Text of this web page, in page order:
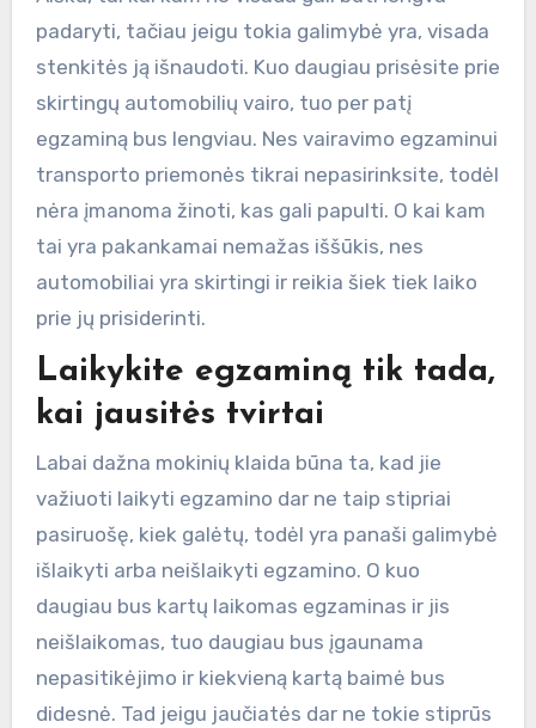
padaryti, tačiau jeigu tokia galimybė yra, visada
stenkitės ją išnaudoti. Kuo daugiau prisėsite prie
skirtingų automobilių vairo, tuo per patį
egzaminą bus lengviau. Nes vairavimo egzaminui
transporto priemonės tikrai nepasirinksite, todėl
nėra įmanoma žinoti, kas gali papulti. O kai kam
tai yra pakankamai nemažas iššūkis, nes
automobiliai yra skirtingi ir reikia šiek tiek laiko
prie jų prisiderinti.
Laikykite egzaminą tik tada,
kai jausitės tvirtai
Labai dažna mokinių klaida būna ta, kad jie
važiuoti laikyti egzamino dar ne taip stipriai
pasiruošę, kiek galėtų, todėl yra panaši galimybė
išlaikyti arba neišlaikyti egzamino. O kuo
daugiau bus kartų laikomas egzaminas ir jis
neišlaikomas, tuo daugiau bus įgaunama
nepasitikėjimo ir kiekvieną kartą baimė bus
didesnė. Tad jeigu jaučiatės dar ne tokie stiprūs